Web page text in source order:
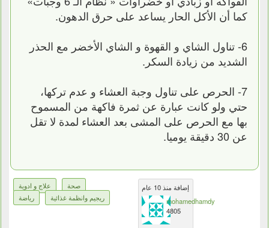
كما أن الأكل الحار يساعد على حرق الدهون.
6- تناول الشاي و القهوة و الشاي الأخضر مع الحذر
الشديد من زيادة السكر.
7- الحرص على تناول وجبة العشاء و عدم تركها،
حتي ولو كانت عبارة عن ثمرة فاكهة من المسموح
بها مع الحرص على المشى بعد العشاء لمدة لا تقل
عن 30 دقيقة يوميا.
صحة
علاج و ادوية
ريجيم وانظمة غذائية
رياضة
إضافة منذ 10 عام
mohamedhamdy
4805